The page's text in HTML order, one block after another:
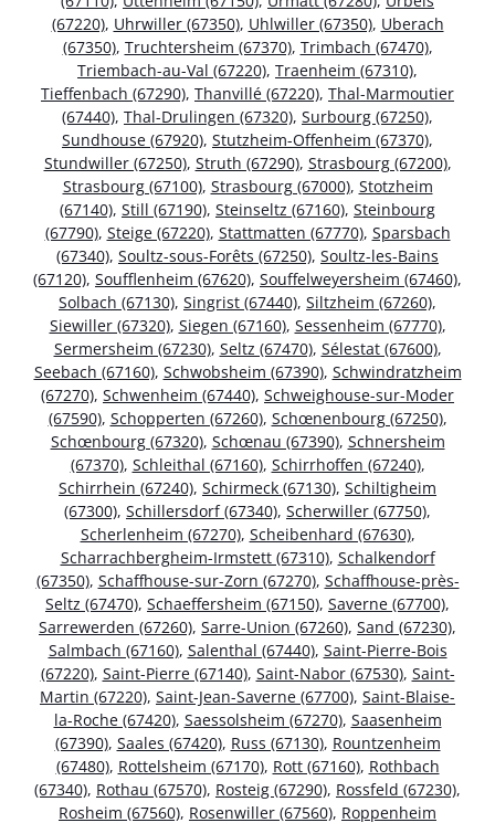
(67220), Uhrwiller (67350), Uhlwiller (67350), Uberach
(67350), Truchtersheim (67370), Trimbach (67470),
Triembach-au-Val (67220), Traenheim (67310),
Tieffenbach (67290), Thanvillé (67220), Thal-Marmoutier
(67440), Thal-Drulingen (67320), Surbourg (67250),
Sundhouse (67920), Stutzheim-Offenheim (67370),
Stundwiller (67250), Struth (67290), Strasbourg (67200),
Strasbourg (67100), Strasbourg (67000), Stotzheim
(67140), Still (67190), Steinseltz (67160), Steinbourg
(67790), Steige (67220), Stattmatten (67770), Sparsbach
(67340), Soultz-sous-Forêts (67250), Soultz-les-Bains
(67120), Soufflenheim (67620), Souffelweyersheim (67460),
Solbach (67130), Singrist (67440), Siltzheim (67260),
Siewiller (67320), Siegen (67160), Sessenheim (67770),
Sermersheim (67230), Seltz (67470), Sélestat (67600),
Seebach (67160), Schwobsheim (67390), Schwindratzheim
(67270), Schwenheim (67440), Schweighouse-sur-Moder
(67590), Schopperten (67260), Schœnenbourg (67250),
Schœnbourg (67320), Schœnau (67390), Schnersheim
(67370), Schleithal (67160), Schirrhoffen (67240),
Schirrhein (67240), Schirmeck (67130), Schiltigheim
(67300), Schillersdorf (67340), Scherwiller (67750),
Scherlenheim (67270), Scheibenhard (67630),
Scharrachbergheim-Irmstett (67310), Schalkendorf
(67350), Schaffhouse-sur-Zorn (67270), Schaffhouse-près-
Seltz (67470), Schaeffersheim (67150), Saverne (67700),
Sarrewerden (67260), Sarre-Union (67260), Sand (67230),
Salmbach (67160), Salenthal (67440), Saint-Pierre-Bois
(67220), Saint-Pierre (67140), Saint-Nabor (67530), Saint-
Martin (67220), Saint-Jean-Saverne (67700), Saint-Blaise-
la-Roche (67420), Saessolsheim (67270), Saasenheim
(67390), Saales (67420), Russ (67130), Rountzenheim
(67480), Rottelsheim (67170), Rott (67160), Rothbach
(67340), Rothau (67570), Rosteig (67290), Rossfeld (67230),
Rosheim (67560), Rosenwiller (67560), Roppenheim